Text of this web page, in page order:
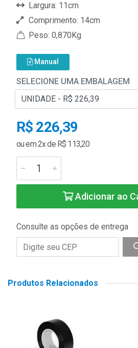
Largura: 11cm
Comprimento: 14cm
Peso: 0,870Kg
Manual
SELECIONE UMA EMBALAGEM
R$ 226,39
ou em 2x de R$ 113,20
Adicionar ao
Consulte as opções de entrega
Produtos Relacionados